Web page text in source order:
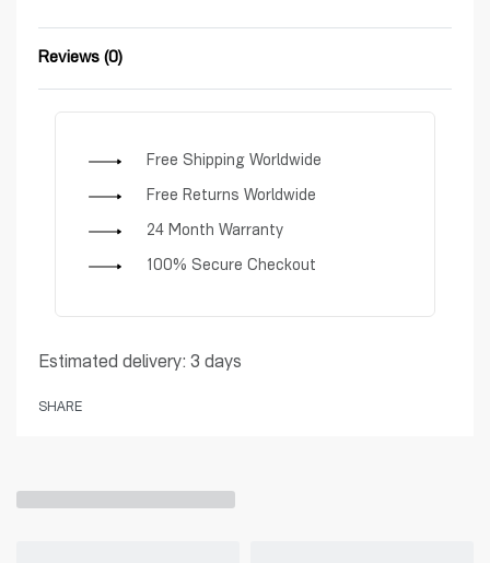
Reviews (0)
Free Shipping Worldwide
Free Returns Worldwide
24 Month Warranty
100% Secure Checkout
Estimated delivery: 3 days
SHARE